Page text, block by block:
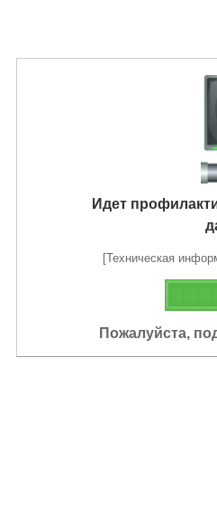
Идет
[Техническая
Пожалуйста,